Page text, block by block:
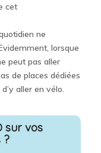
cet
ne
lorsque
peut pas aller
de places dédiées
aller en vélo.
sur vos
?